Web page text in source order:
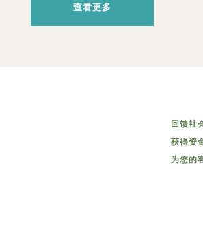
查看更多
回馈社
获得资
为您的